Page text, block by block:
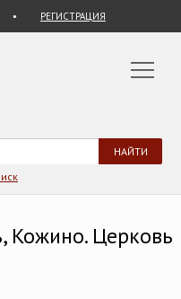
РЕГИСТРАЦИЯ
Кожино. Церковь